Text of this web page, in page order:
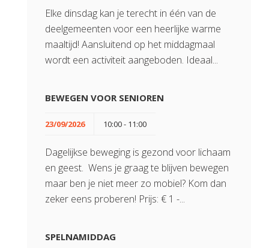
Elke dinsdag kan je terecht in één van de
deelgemeenten voor een heerlijke warme
maaltijd! Aansluitend op het middagmaal
wordt een activiteit aangeboden. Ideaal...
BEWEGEN VOOR SENIOREN
23/09/2026 10:00 - 11:00
Dagelijkse beweging is gezond voor lichaam
en geest. Wens je graag te blijven bewegen
maar ben je niet meer zo mobiel? Kom dan
zeker eens proberen! Prijs: € 1 -...
SPELNAMIDDAG